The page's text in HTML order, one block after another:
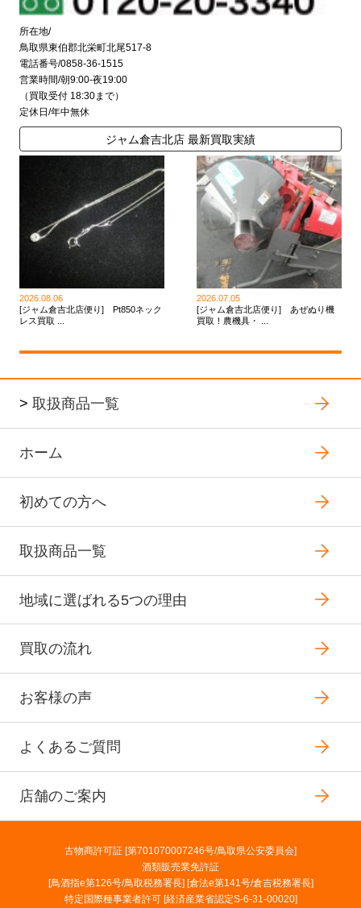
所在地/
鳥取県東伯郡北栄町北尾517-8
電話番号/0858-36-1515
営業時間/朝9:00-夜19:00
（買取受付 18:30まで）
定休日/年中無休
ジャム倉吉北店 最新買取実績
2026.08.06
[ジャム倉吉北店便り] Pt850ネック
レス買取 ...
2026.07.05
[ジャム倉吉北店便り] あぜぬり機
買取！農機具・ ...
> 取扱商品一覧
ホーム
初めての方へ
取扱商品一覧
地域に選ばれる5つの理由
買取の流れ
お客様の声
よくあるご質問
店舗のご案内
古物商許可証 [第701070007246号/鳥取県公安委員会]
酒類販売業免許証
[鳥酒指e第126号/鳥取税務署長] [倉法e第141号/倉吉税務署長]
特定国際種事業者許可 [経済産業省認定S-6-31-00020]